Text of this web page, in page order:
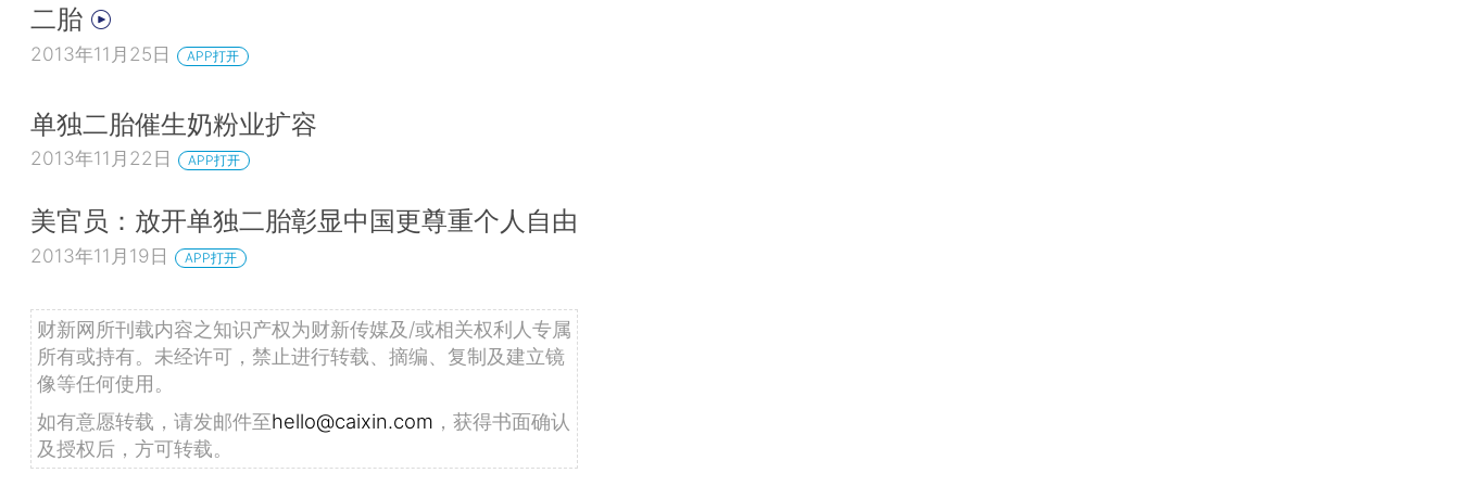
二胎
2013年11月25日 APP打开
单独二胎催生奶粉业扩容
2013年11月22日 APP打开
美官员：放开单独二胎彰显中国更尊重个人自由
2013年11月19日 APP打开
财新网所刊载内容之知识产权为财新传媒及/或相关权利人专属
所有或持有。未经许可，禁止进行转载、摘编、复制及建立镜
像等任何使用。
如有意愿转载，请发邮件至hello@caixin.com ，获得书面确认
及授权后，方可转载。